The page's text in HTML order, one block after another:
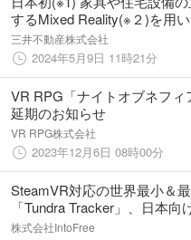
するMixed Reality(※２)を用
案内 開始
三井不動産株式会社
2024年5月9日 11時21分
VR RPG「ナイトオブネフィ
延期のお知らせ
VR RPG株式会社
2023年12月6日 08時00分
SteamVR対応の世界最小＆
「Tundra Tracker」、日本向
がオープン
株式会社IntoFree